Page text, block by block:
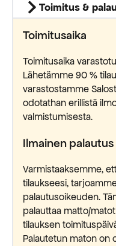
Toimitus &
Toimitusaika
Toimitusaika
Lähetämme 90 %
varastostamme
odotathan erillistä
valmistumisesta.
Ilmainen palautus
Varmistaaksemme,
tilaukseesi,
palautusoikeuden.
palauttaa matto/
tilauksen
Palautetun maton on